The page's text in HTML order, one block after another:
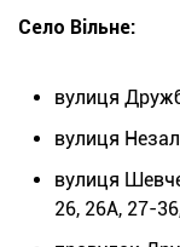
Село Вільне:
вулиця
вулиця
вулиця
26, 26А, 27-